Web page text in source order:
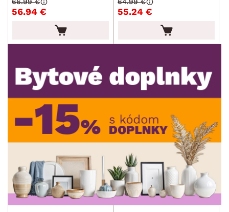
DEKOR
ROZMERY
min. cm max. cm
min. cm max.
min. cm max. cm
MATERIÁL
POVRCHOVÁ ÚPRAVA
56.94 € 55.24 €